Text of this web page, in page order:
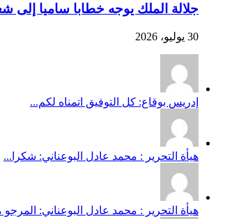
جلالة الملك يوجه خطابا ساميا إلى
30 يوليو، 2026
إدريس بوقاع: كل التوفيق اتمناه لكم...
هيأة التحرير : محمد عادل البوعناني: شكرا...
هيأة التحرير : محمد عادل البوعناني: